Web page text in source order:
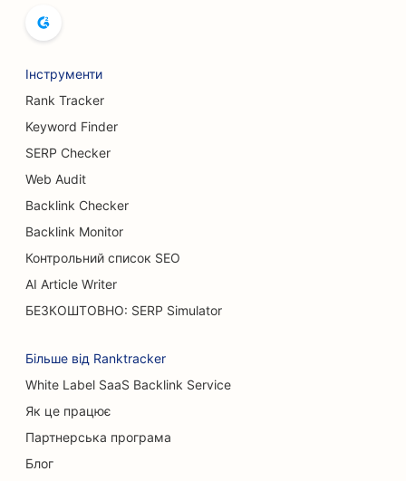
SEO для пивоварень
SEO для послуг зі збільшення грудей
SEO для ресторанів 'шведський стіл
SEO для опікових хірургів
SEO для кафе
SEO для кондитерських
SEO для автомийок
Інструменти
Rank Tracker
Keyword Finder
SERP Checker
Web Audit
Backlink Checker
Backlink Monitor
Контрольний список SEO
AI Article Writer
БЕЗКОШТОВНО: SERP Simulator
Більше від Ranktracker
White Label SaaS Backlink Service
Як це працює
Партнерська програма
Блог